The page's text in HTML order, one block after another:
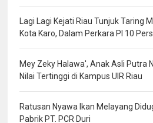
Lagi Lagi Kejati Riau Tunjuk Taring
Kota Karo, Dalam Perkara PI 10
Mey Zeky Halawa', Anak Asli Putra
Nilai Tertinggi di Kampus UIR Riau
Ratusan Nyawa Ikan Melayang
Pabrik PT. PCR Duri